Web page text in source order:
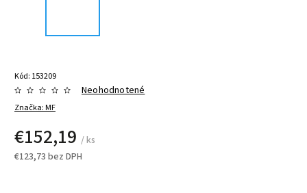
Kód: 153209
Značka:MF
Neohodnotené
€152,19 / ks
€123,73 bez DPH